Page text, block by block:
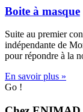
Boite à masque
Suite au premier
indépendante de
pour répondre à la
En savoir plus »
Go !